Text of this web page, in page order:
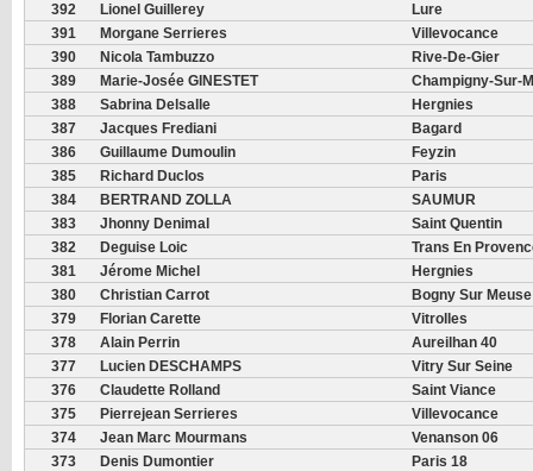
392
Lionel Guillerey
Lure
391
Morgane Serrieres
Villevocance
390
Nicola Tambuzzo
Rive-De-Gier
389
Marie-Josée GINESTET
Champigny-Sur-
388
Sabrina Delsalle
Hergnies
387
Jacques Frediani
Bagard
386
Guillaume Dumoulin
Feyzin
385
Richard Duclos
Paris
384
BERTRAND ZOLLA
SAUMUR
383
Jhonny Denimal
Saint Quentin
382
Deguise Loic
Trans En
381
Jérome Michel
Hergnies
380
Christian Carrot
Bogny Sur Meuse
379
Florian Carette
Vitrolles
378
Alain Perrin
Aureilhan 40
377
Lucien DESCHAMPS
Vitry Sur Seine
376
Claudette Rolland
Saint Viance
375
Pierrejean Serrieres
Villevocance
374
Jean Marc Mourmans
Venanson 06
373
Denis Dumontier
Paris 18